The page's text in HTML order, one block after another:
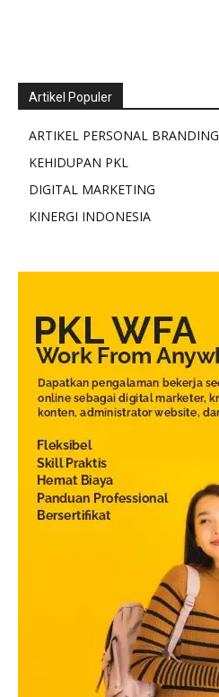
Artikel Populer
ARTIKEL PERSONAL BRANDING
KEHIDUPAN PKL
DIGITAL MARKETING
KINERGI INDONESIA